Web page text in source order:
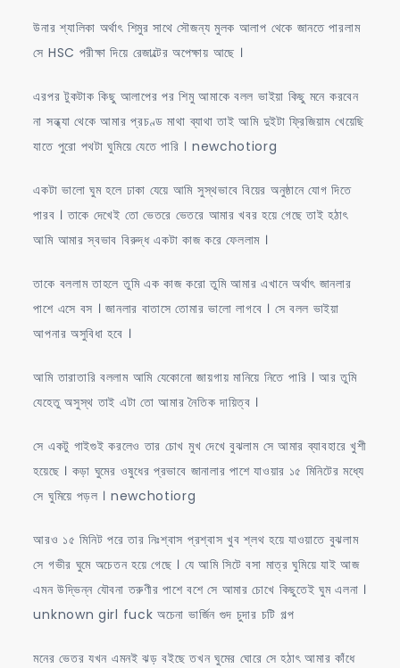
উনার শ্যালিকা অর্থাৎ শিমুর সাথে সৌজন্য মুলক আলাপ থেকে জানতে পারলাম
সে HSC পরীক্ষা দিয়ে রেজাল্টের অপেক্ষায় আছে ।
এরপর টুকটাক কিছু আলাপের পর শিমু আমাকে বলল ভাইয়া কিছু মনে করবেন
না সন্ধ্যা থেকে আমার প্রচণ্ড মাথা ব্যাথা তাই আমি দুইটা ফ্রিজিয়াম খেয়েছি
যাতে পুরো পথটা ঘুমিয়ে যেতে পারি । newchotiorg
একটা ভালো ঘুম হলে ঢাকা যেয়ে আমি সুস্থভাবে বিয়ের অনুষ্ঠানে যোগ দিতে
পারব । তাকে দেখেই তো ভেতরে ভেতরে আমার খবর হয়ে গেছে তাই হঠাৎ
আমি আমার স্বভাব বিরুদ্ধ একটা কাজ করে ফেললাম ।
তাকে বললাম তাহলে তুমি এক কাজ করো তুমি আমার এখানে অর্থাৎ জানলার
পাশে এসে বস । জানলার বাতাসে তোমার ভালো লাগবে । সে বলল ভাইয়া
আপনার অসুবিধা হবে ।
আমি তারাতারি বললাম আমি যেকোনো জায়গায় মানিয়ে নিতে পারি । আর তুমি
যেহেতু অসুস্থ তাই এটা তো আমার নৈতিক দায়িত্ব ।
সে একটু গাইগুই করলেও তার চোখ মুখ দেখে বুঝলাম সে আমার ব্যাবহারে খুশী
হয়েছে । কড়া ঘুমের ওষুধের প্রভাবে জানালার পাশে যাওয়ার ১৫ মিনিটের মধ্যে
সে ঘুমিয়ে পড়ল । newchotiorg
আরও ১৫ মিনিট পরে তার নিঃশ্বাস প্রশ্বাস খুব শ্লথ হয়ে যাওয়াতে বুঝলাম
সে গভীর ঘুমে অচেতন হয়ে গেছে । যে আমি সিটে বসা মাত্র ঘুমিয়ে যাই আজ
এমন উদ্ভিন্ন যৌবনা তরুণীর পাশে বশে সে আমার চোখে কিছুতেই ঘুম এলনা ।
unknown girl fuck অচেনা ভার্জিন গুদ চুদার চটি গল্প
মনের ভেতর যখন এমনই ঝড় বইছে তখন ঘুমের ঘোরে সে হঠাৎ আমার কাঁধে